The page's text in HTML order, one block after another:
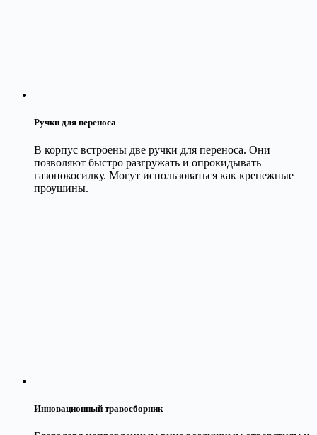
Ручки для переноса
В корпус встроены две ручки для переноса. Они
позволяют быстро разгружать и опрокидывать
газонокосилку. Могут использоваться как крепежные
проушины.
Инновационный травосборник